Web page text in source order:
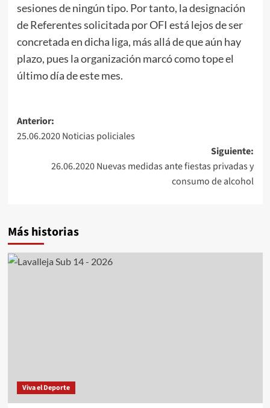
sesiones de ningún tipo. Por tanto, la designación
de Referentes solicitada por OFI está lejos de ser
concretada en dicha liga, más allá de que aún hay
plazo, pues la organización marcó como tope el
último día de este mes.
Navegación
de
entradas
Anterior:
25.06.2020 Noticias policiales
Siguiente:
26.06.2020 Nuevas medidas ante fiestas privadas y
consumo de alcohol
Más historias
Viva el Deporte